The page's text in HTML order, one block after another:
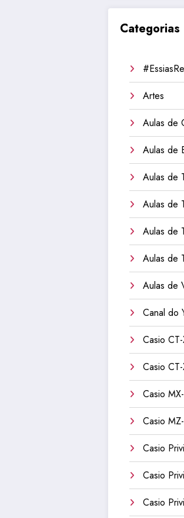
Categorias
Artes
Aulas de
Aulas de
Aulas de
Aulas de
Aulas de
Aulas de
Aulas de
Canal do
Casio
Casio
Casio
Casio
Casio
Casio
Casio